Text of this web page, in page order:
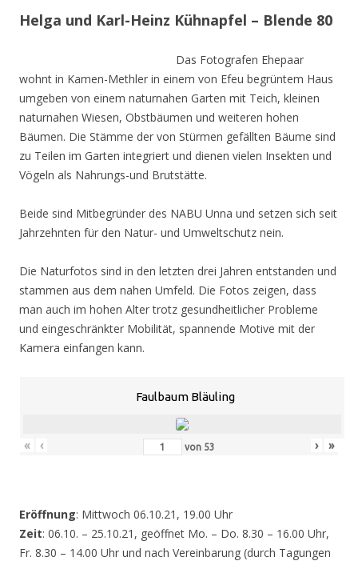
Helga und Karl-Heinz Kühnapfel – Blende 80
Das Fotografen Ehepaar
wohnt in Kamen-Methler in einem von Efeu begrüntem Haus
umgeben von einem naturnahen Garten mit Teich, kleinen
naturnahen Wiesen, Obstbäumen und weiteren hohen
Bäumen. Die Stämme der von Stürmen gefällten Bäume sind
zu Teilen im Garten integriert und dienen vielen Insekten und
Vögeln als Nahrungs-und Brutstätte.
Beide sind Mitbegründer des NABU Unna und setzen sich seit
Jahrzehnten für den Natur- und Umweltschutz nein.
Die Naturfotos sind in den letzten drei Jahren entstanden und
stammen aus dem nahen Umfeld. Die Fotos zeigen, dass
man auch im hohen Alter trotz gesundheitlicher Probleme
und eingeschränkter Mobilität, spannende Motive mit der
Kamera einfangen kann.
Faulbaum Bläuling
« ‹ von 53 › »
Eröffnung: Mittwoch 06.10.21, 19.00 Uhr
Zeit: 06.10. – 25.10.21, geöffnet Mo. – Do. 8.30 – 16.00 Uhr,
Fr. 8.30 – 14.00 Uhr und nach Vereinbarung (durch Tagungen